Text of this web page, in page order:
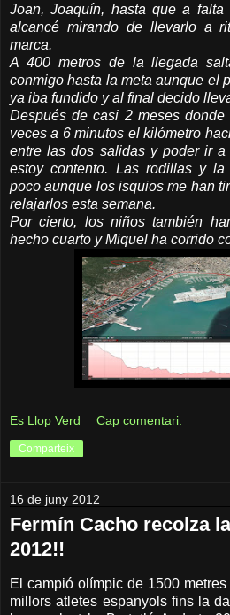
Joan, Joaquín, hasta que a
alcancé mirando de llevarlo a
marca.
A 400 metros de la llegada
conmigo hasta la meta aunque el
ya iba fundido y al final decido
Después de casi 2 meses
veces a 6 minutos el kilómetro
entre las dos salidas y poder ir
estoy contento. Las rodillas y la
poco aunque los isquios me han
relajarlos esta semana.
Por cierto, los niños también
hecho cuarto y Miquel ha corrido
Es Llop Verd Cap comentari:
Comparteix
16 de juny 2012
Fermín Cacho recolza
2012!!
El campió olímpic de 1500
millors atletes espanyols fins la